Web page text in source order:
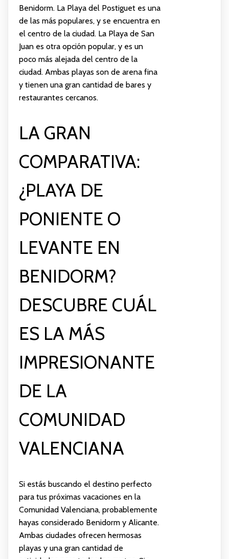
Benidorm. La Playa del Postiguet es una
de las más populares, y se encuentra en
el centro de la ciudad. La Playa de San
Juan es otra opción popular, y es un
poco más alejada del centro de la
ciudad. Ambas playas son de arena fina
y tienen una gran cantidad de bares y
restaurantes cercanos.
LA GRAN
COMPARATIVA:
¿PLAYA DE
PONIENTE O
LEVANTE EN
BENIDORM?
DESCUBRE CUÁL
ES LA MÁS
IMPRESIONANTE
DE LA
COMUNIDAD
VALENCIANA
Si estás buscando el destino perfecto
para tus próximas vacaciones en la
Comunidad Valenciana, probablemente
hayas considerado Benidorm y Alicante.
Ambas ciudades ofrecen hermosas
playas y una gran cantidad de